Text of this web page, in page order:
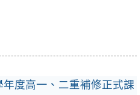
年度高一、二重補修正式課